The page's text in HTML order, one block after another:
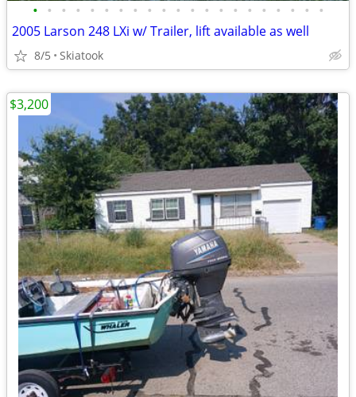
• • • • • • • • • • • • • • • • • • • • •
2005 Larson 248 LXi w/ Trailer, lift available as well
8/5 Skiatook
$3,200